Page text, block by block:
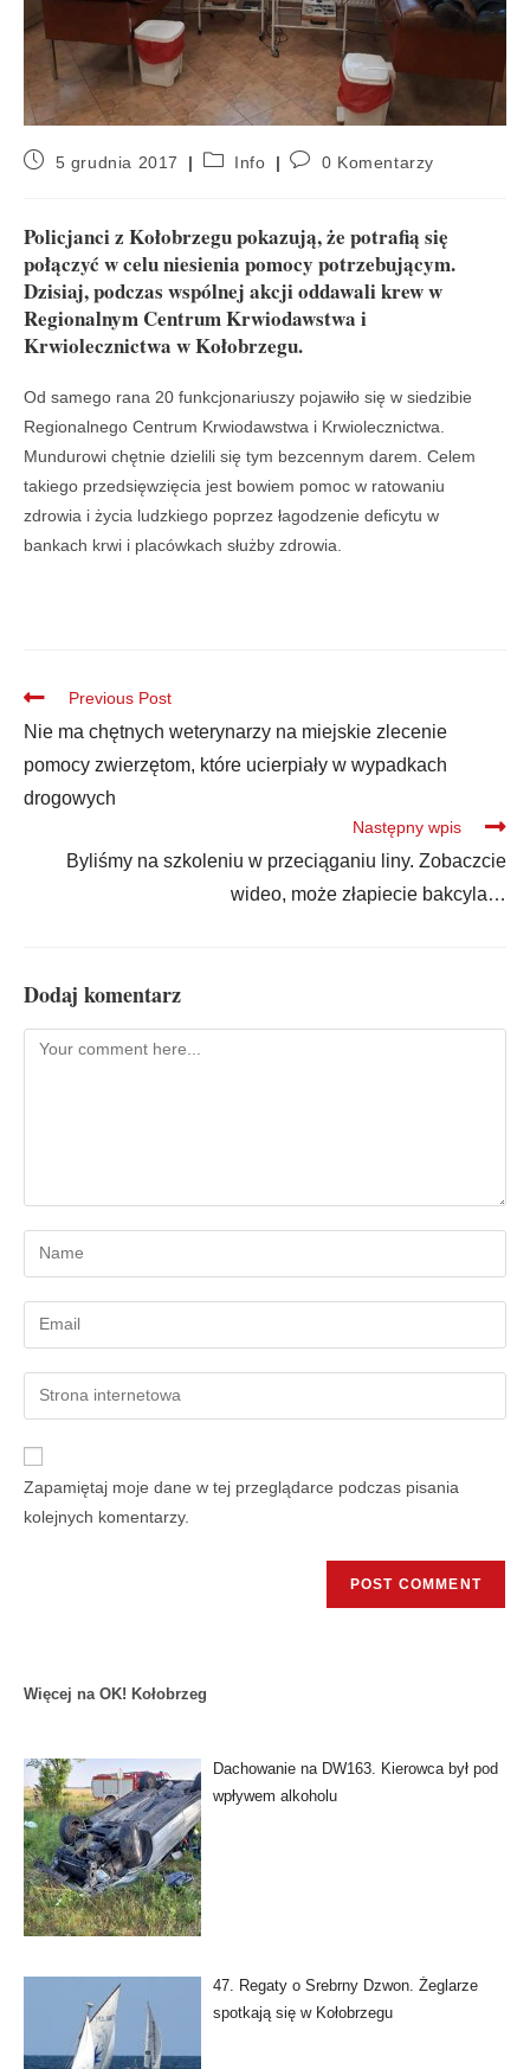
5 grudnia 2017 Info 0 Komentarzy
Policjanci z Kołobrzegu pokazują, że potrafią się
połączyć w celu niesienia pomocy potrzebującym.
Dzisiaj, podczas wspólnej akcji oddawali krew w
Regionalnym Centrum Krwiodawstwa i
Krwiolecznictwa w Kołobrzegu.
Od samego rana 20 funkcjonariuszy pojawiło się w siedzibie
Regionalnego Centrum Krwiodawstwa i Krwiolecznictwa.
Mundurowi chętnie dzielili się tym bezcennym darem. Celem
takiego przedsięwzięcia jest bowiem pomoc w ratowaniu
zdrowia i życia ludzkiego poprzez łagodzenie deficytu w
bankach krwi i placówkach służby zdrowia.
Previous Post
Nie ma chętnych weterynarzy na miejskie zlecenie
pomocy zwierzętom, które ucierpiały w wypadkach
drogowych
Następny wpis
Byliśmy na szkoleniu w przeciąganiu liny. Zobaczcie
wideo, może złapiecie bakcyla…
Dodaj komentarz
Zapamiętaj moje dane w tej przeglądarce podczas pisania
kolejnych komentarzy.
Więcej na OK! Kołobrzeg
Dachowanie na DW163. Kierowca był pod
wpływem alkoholu
47. Regaty o Srebrny Dzwon. Żeglarze
spotkają się w Kołobrzegu